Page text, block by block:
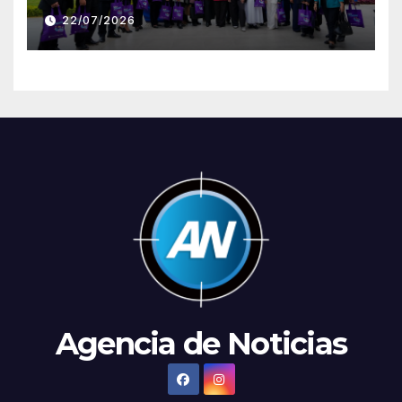
artificial a través de Google
Gemini
22/07/2026
Agencia de Noticias